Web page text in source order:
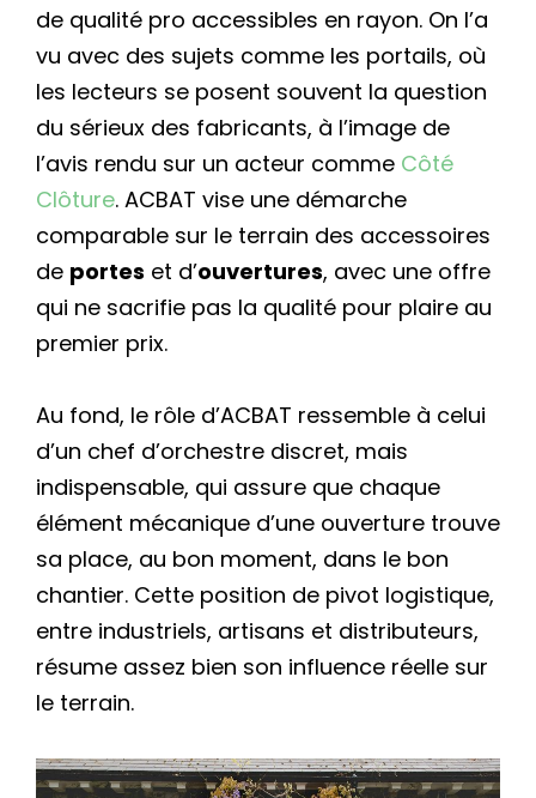
de qualité pro accessibles en rayon. On l’a
vu avec des sujets comme les portails, où
les lecteurs se posent souvent la question
du sérieux des fabricants, à l’image de
l’avis rendu sur un acteur comme Côté
Clôture. ACBAT vise une démarche
comparable sur le terrain des accessoires
de portes et d’ouvertures, avec une offre
qui ne sacrifie pas la qualité pour plaire au
premier prix.
Au fond, le rôle d’ACBAT ressemble à celui
d’un chef d’orchestre discret, mais
indispensable, qui assure que chaque
élément mécanique d’une ouverture trouve
sa place, au bon moment, dans le bon
chantier. Cette position de pivot logistique,
entre industriels, artisans et distributeurs,
résume assez bien son influence réelle sur
le terrain.